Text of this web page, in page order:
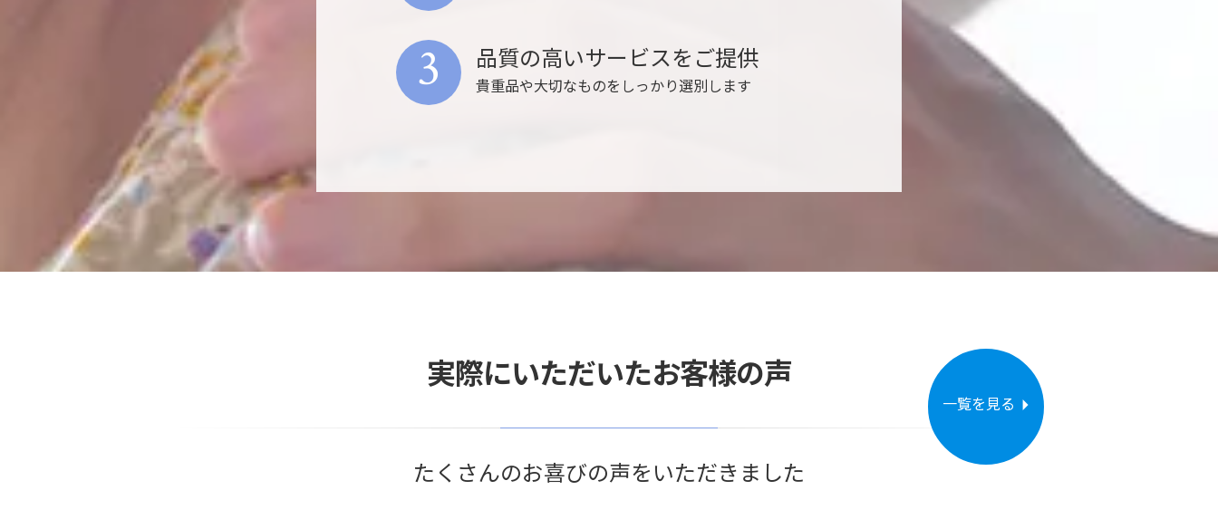
品質の高いサービスをご提供
貴重品や大切なものをしっかり選別します
3
実際にいただいたお客様の声
たくさんのお喜びの声をいただきました
一覧を見る